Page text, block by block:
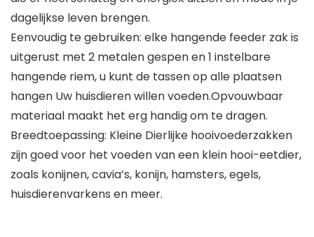
dagelijkse leven brengen.
Eenvoudig te gebruiken: elke hangende feeder zak is
uitgerust met 2 metalen gespen en 1 instelbare
hangende riem, u kunt de tassen op alle plaatsen
hangen Uw huisdieren willen voeden.Opvouwbaar
materiaal maakt het erg handig om te dragen.
Breedtoepassing: Kleine Dierlijke hooivoederzakken
zijn goed voor het voeden van een klein hooi-eetdier,
zoals konijnen, cavia’s, konijn, hamsters, egels,
huisdierenvarkens en meer.